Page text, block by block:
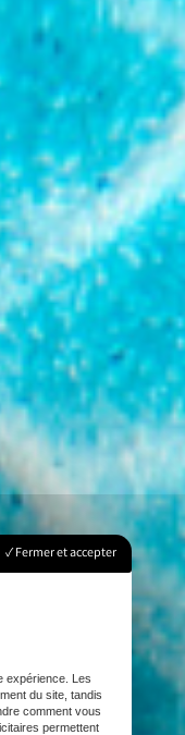
Fermer et accepter
expérience. Les
du site, tandis
comment vous
permettent